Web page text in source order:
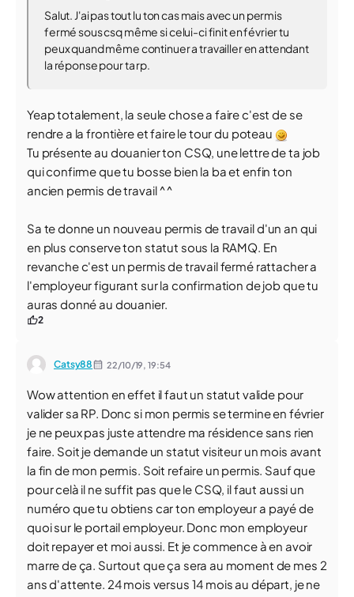
Salut. J'ai pas tout lu ton cas mais avec un permis
fermé sous csq même si celui-ci finit en février tu
peux quand même continuer a travailler en attendant
la réponse pour ta rp.
Yeap totalement, la seule chose a faire c'est de se
rendre a la frontière et faire le tour du poteau
Tu présente au douanier ton CSQ, une lettre de ta job
qui confirme que tu bosse bien la ba et enfin ton
ancien permis de travail ^^
Sa te donne un nouveau permis de travail d'un an qui
en plus conserve ton statut sous la RAMQ. En
revanche c'est un permis de travail fermé rattacher a
l'employeur figurant sur la confirmation de job que tu
auras donné au douanier.
2
Catsy88 22/10/19,19:54
Wow attention en effet il faut un statut valide pour
valider sa RP. Donc si mon permis se termine en février
je ne peux pas juste attendre ma résidence sans rien
faire. Soit je demande un statut visiteur un mois avant
la fin de mon permis. Soit refaire un permis. Sauf que
pour celà il ne suffit pas que le CSQ, il faut aussi un
numéro que tu obtiens car ton employeur a payé de
quoi sur le portail employeur. Donc mon employeur
doit repayer et moi aussi. Et je commence à en avoir
marre de ça. Surtout que ça sera au moment de mes 2
ans d'attente. 24 mois versus 14 mois au départ, je ne